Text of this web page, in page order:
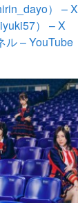
） – X
） – X
ル – YouTube